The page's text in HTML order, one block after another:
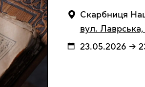
Cкарбниця
вул. Лаврська,
23.05.2026 →